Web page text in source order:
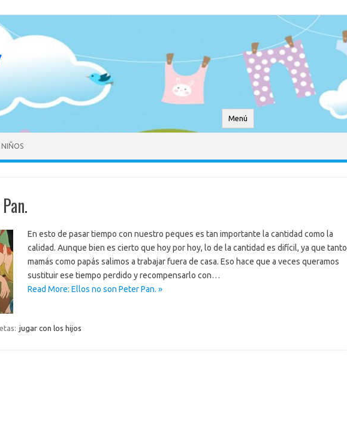
Menú
NIÑOS
En esto de pasar tiempo con nuestro peques es tan importante la cantidad como la
calidad. Aunque bien es cierto que hoy por hoy, lo de la cantidad es difícil, ya que tanto
mamás como papás salimos a trabajar fuera de casa. Eso hace que a veces queramos
sustituir ese tiempo perdido y recompensarlo con…
Read More: Ellos no son Peter Pan. »
jugar con los hijos